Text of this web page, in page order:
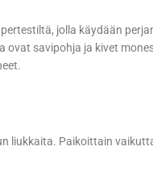
jolla käydään
ovat savipohja ja kivet
liukkaita. Paikoittain